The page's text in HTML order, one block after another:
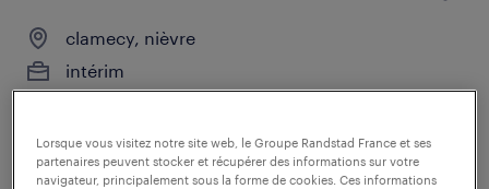
clamecy, nièvre
intérim
Lorsque vous visitez notre site web, le Groupe Randstad France et ses
partenaires peuvent stocker et récupérer des informations sur votre
navigateur, principalement sous la forme de cookies. Ces informations